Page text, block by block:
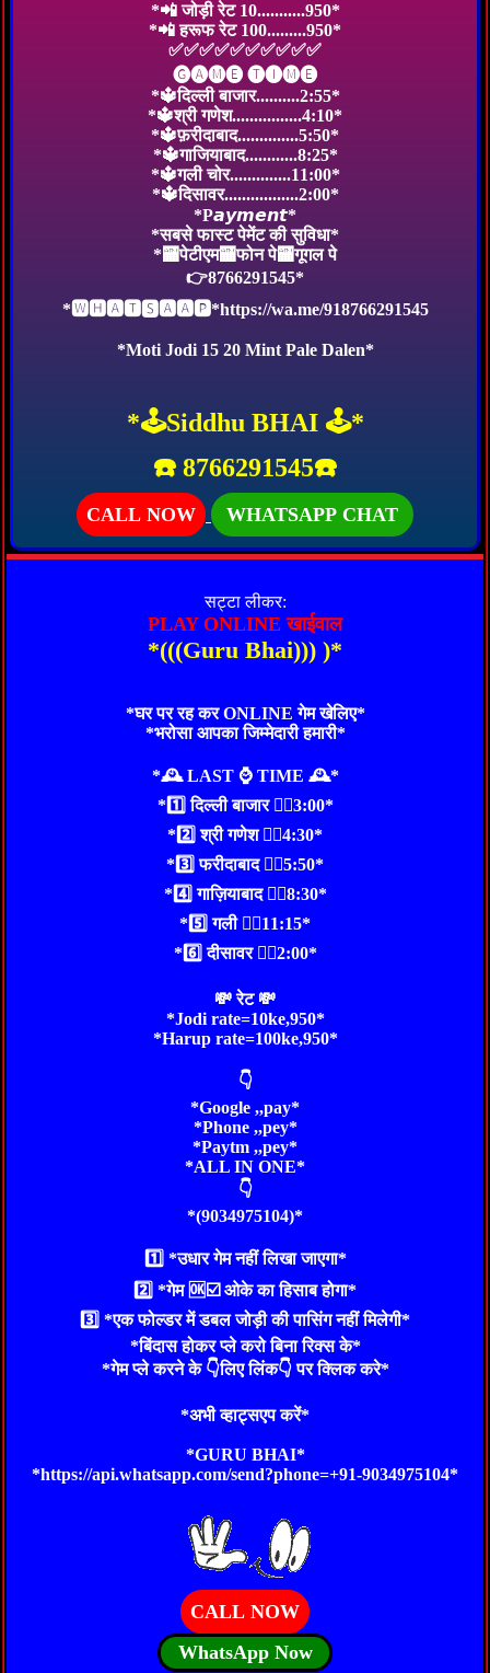
*📲 जोड़ी रेट 10...........950*
*📲 हरूफ रेट 100.........950*
✅✅✅✅✅✅✅✅✅✅
🅖🅐🅜🅔 🅣🅘🅜🅔
*🔱दिल्ली बाजार..........2:55*
*🔱श्री गणेश................4:10*
*🔱फ़रीदाबाद..............5:50*
*🔱गाजियाबाद............8:25*
*🔱गली चोर..............11:00*
*🔱दिसावर.................2:00*
*P𝙖𝙮𝙢𝙚𝙣𝙩*
*सबसे फास्ट पेमेंट की सुविधा*
*🏧पेटीएम🏧फोन पे🏧गूगल पे
👉8766291545*
*🆆🅷🅰🆃🆂🅰🅰🅿*https://wa.me/918766291545
*Moti Jodi 15 20 Mint Pale Dalen*
*🕹Siddhu BHAI 🕹️*
☎️ 8766291545☎️
CALL NOW WHATSAPP CHAT
सट्टा लीकर:
PLAY ONLINE खाईवाल
*(((Guru Bhai))) )*
*घर पर रह कर ONLINE गेम खेलिए*
*भरोसा आपका जिम्मेदारी हमारी*
*🕰 LAST ⌚ TIME 🕰*
*1️⃣ दिल्ली बाजार 👉🏻3:00*
*2️⃣ श्री गणेश 👉🏻4:30*
*3️⃣ फरीदाबाद 👉🏻5:50*
*4️⃣ गाज़ियाबाद 👉🏻8:30*
*5️⃣ गली 👉🏻11:15*
*6️⃣ दीसावर 👉🏻2:00*
💸 रेट 💸
*Jodi rate=10ke,950*
*Harup rate=100ke,950*
👇
*Google ,,pay*
*Phone ,,pey*
*Paytm ,,pey*
*ALL IN ONE*
👇
*(9034975104)*
1️⃣ *उधार गेम नहीं लिखा जाएगा*
2️⃣ *गेम 🆗☑️ ओके का हिसाब होगा*
3️⃣ *एक फोल्डर में डबल जोड़ी की पासिंग नहीं मिलेगी*
*बिंदास होकर प्ले करो बिना रिक्स के*
*गेम प्ले करने के 👇लिए लिंक👇 पर क्लिक करे*
*अभी व्हाट्सएप करें*
*GURU BHAI*
*https://api.whatsapp.com/send?phone=+91-9034975104*
CALL NOW
WhatsApp Now